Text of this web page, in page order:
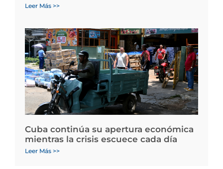
Leer Más >>
Cuba continúa su apertura económica
mientras la crisis escuece cada día
Leer Más >>